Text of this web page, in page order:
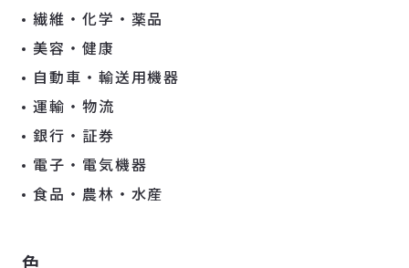
繊維・化学・薬品
美容・健康
自動車・輸送用機器
運輸・物流
銀行・証券
電子・電気機器
食品・農林・水産